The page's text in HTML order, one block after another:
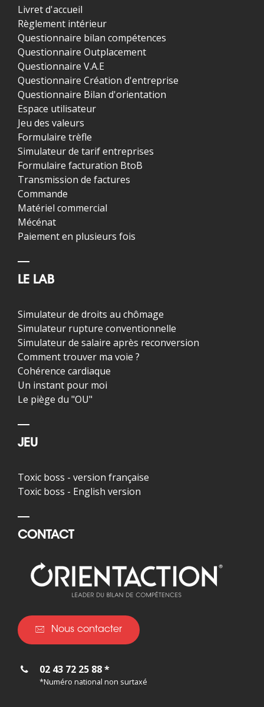
Livret d'accueil
Règlement intérieur
Questionnaire bilan compétences
Questionnaire Outplacement
Questionnaire V.A.E
Questionnaire Création d'entreprise
Questionnaire Bilan d'orientation
Espace utilisateur
Jeu des valeurs
Formulaire trèfle
Simulateur de tarif entreprises
Formulaire facturation BtoB
Transmission de factures
Commande
Matériel commercial
Mécénat
Paiement en plusieurs fois
LE LAB
Simulateur de droits au chômage
Simulateur rupture conventionnelle
Simulateur de salaire après reconversion
Comment trouver ma voie ?
Cohérence cardiaque
Un instant pour moi
Le piège du "OU"
JEU
Toxic boss - version française
Toxic boss - English version
CONTACT
Nous contacter
02 43 72 25 88 *
*Numéro national non surtaxé